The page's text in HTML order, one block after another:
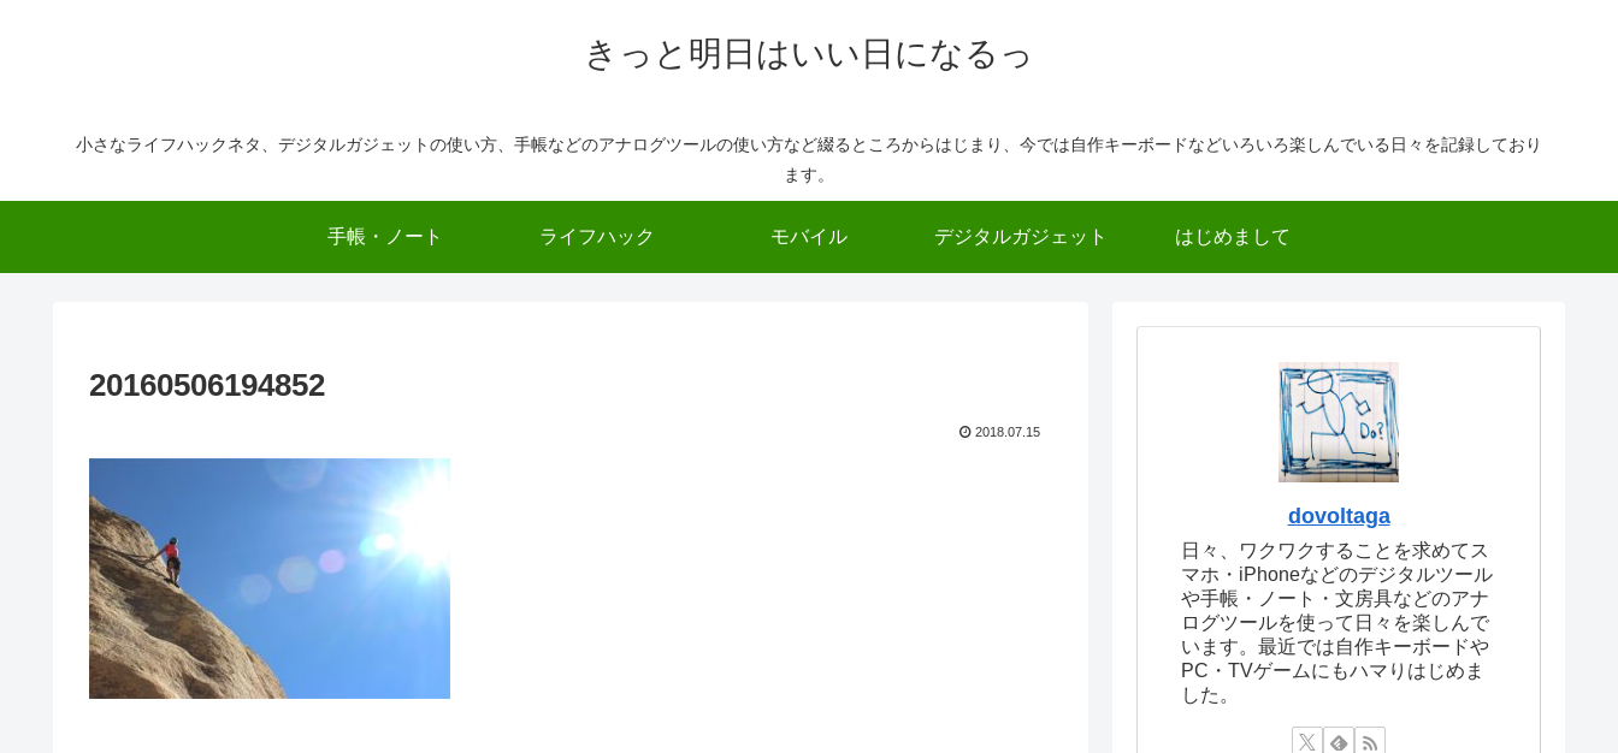
きっと明日はいい日になるっ
小さなライフハックネタ、デジタルガジェットの使い方、手帳などのアナログツールの使い方など綴るところからはじまり、今では自作キーボードなどいろいろ楽しんでいる日々を記録しており
ます。
手帳・ノート ライフハック モバイル デジタルガジェット はじめまして
20160506194852
2018.07.15
dovoltaga
日々、ワクワクすることを求めてス
マホ・iPhoneなどのデジタルツール
や手帳・ノート・文房具などのアナ
ログツールを使って日々を楽しんで
います。最近では自作キーボードや
PC・TVゲームにもハマりはじめま
した。